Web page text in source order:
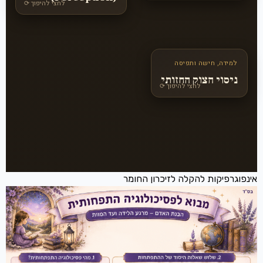
לחצי להיפוך ⟳
למידה, חישה ותפיסה
ניסוי הצוק החזותי
לחצי להיפוך ⟳
גיבסון וקליק: בגיל חודשיים
יש תפיסת עומק בסיסית
אינפוגרפיקות להקלה לזיכרון החומר